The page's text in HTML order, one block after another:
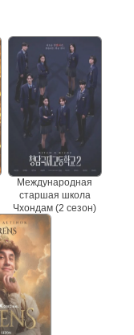
Международная
старшая школа
Чхондам (2 сезон)